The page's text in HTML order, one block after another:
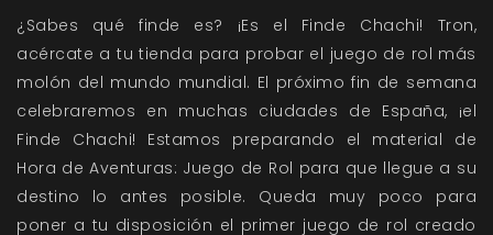
¿Sabes qué finde es? ¡Es el Finde Chachi! Tron,
acércate a tu tienda para probar el juego de rol más
molón del mundo mundial. El próximo fin de semana
celebraremos en muchas ciudades de España, ¡el
Finde Chachi! Estamos preparando el material de
Hora de Aventuras: Juego de Rol para que llegue a su
destino lo antes posible. Queda muy poco para
poner a tu disposición el primer juego de rol creado